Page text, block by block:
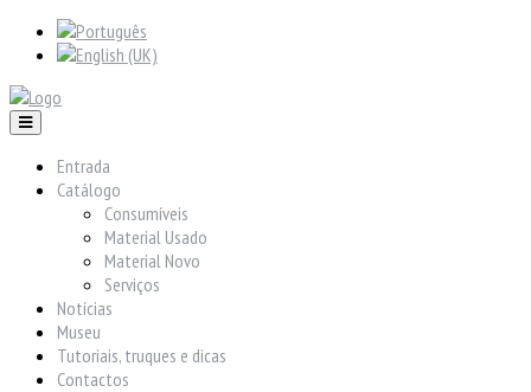
Entrada
Catálogo
Consumíveis
Material Usado
Material Novo
Serviços
Notícias
Museu
Tutoriais, truques e dicas
Contactos